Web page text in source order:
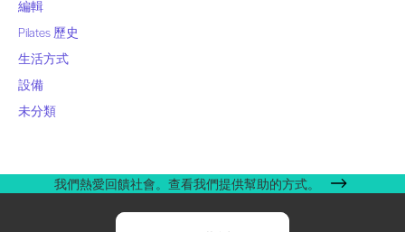
編輯
Pilates 歷史
生活方式
設備
未分類
我們熱愛回饋社會。查看我們提供幫助的方式。